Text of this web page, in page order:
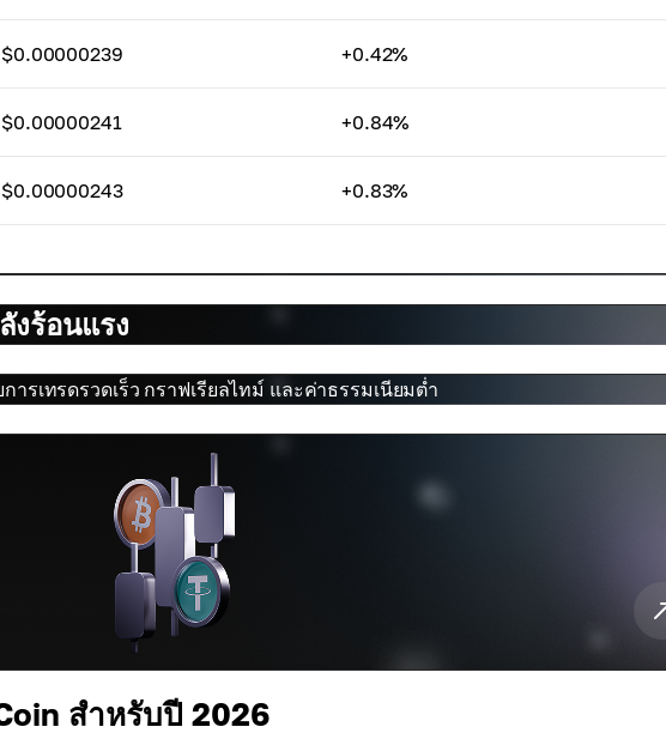
$0.00000239 +0.42%
$0.00000241 +0.84%
$0.00000243 +0.83%
งร้อนแรง
ารเทรดรวดเร็ว กราฟเรียลไทม์ และค่าธรรมเนียมต่ำ
สำหรับปี 2026